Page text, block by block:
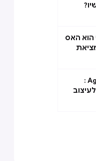
הוא האס
עידן ה-Agentic UX :